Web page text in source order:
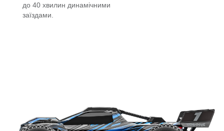
до 40 хвилин динамічними
заїздами.